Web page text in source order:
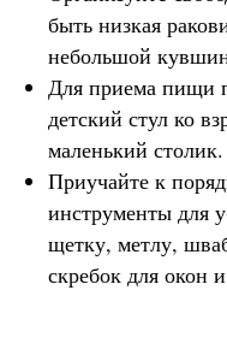
быть низкая
небольшой
Для приема пищи
детский стул ко
маленький столик.
Приучайте к
инструменты для
щетку, метлу,
скребок для окон